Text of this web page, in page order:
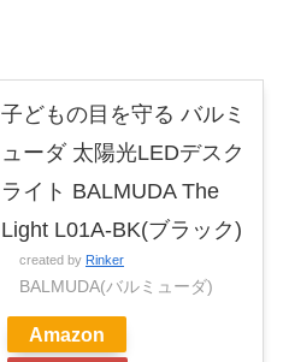
子どもの目を守る バルミ
ューダ 太陽光LEDデスク
ライト BALMUDA The
Light L01A-BK(ブラック)
created by Rinker
BALMUDA(バルミューダ)
Amazon